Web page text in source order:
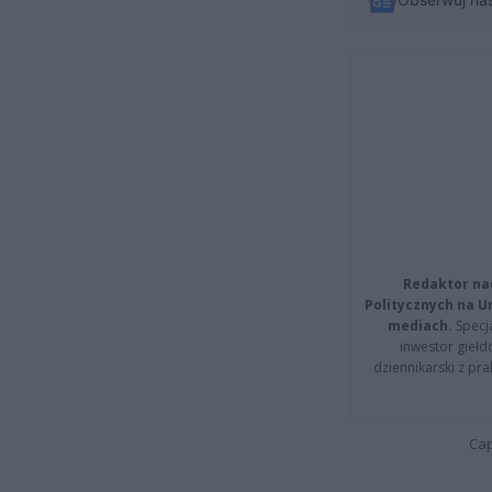
Redaktor
Politycznych na
mediach.
inwestor
dziennikarski z